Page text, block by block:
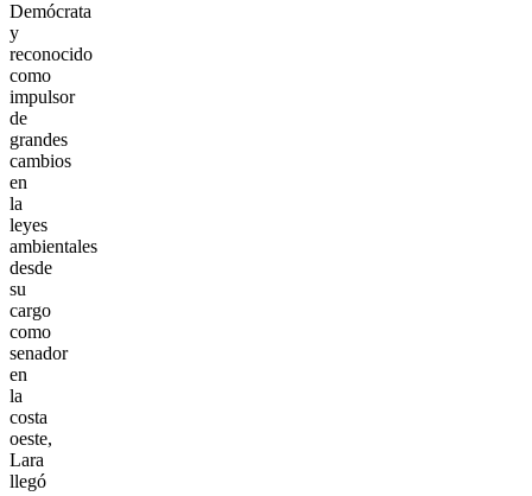
Demócrata
y
reconocido
como
impulsor
de
grandes
cambios
en
la
leyes
ambientales
desde
su
cargo
como
senador
en
la
costa
oeste,
Lara
llegó